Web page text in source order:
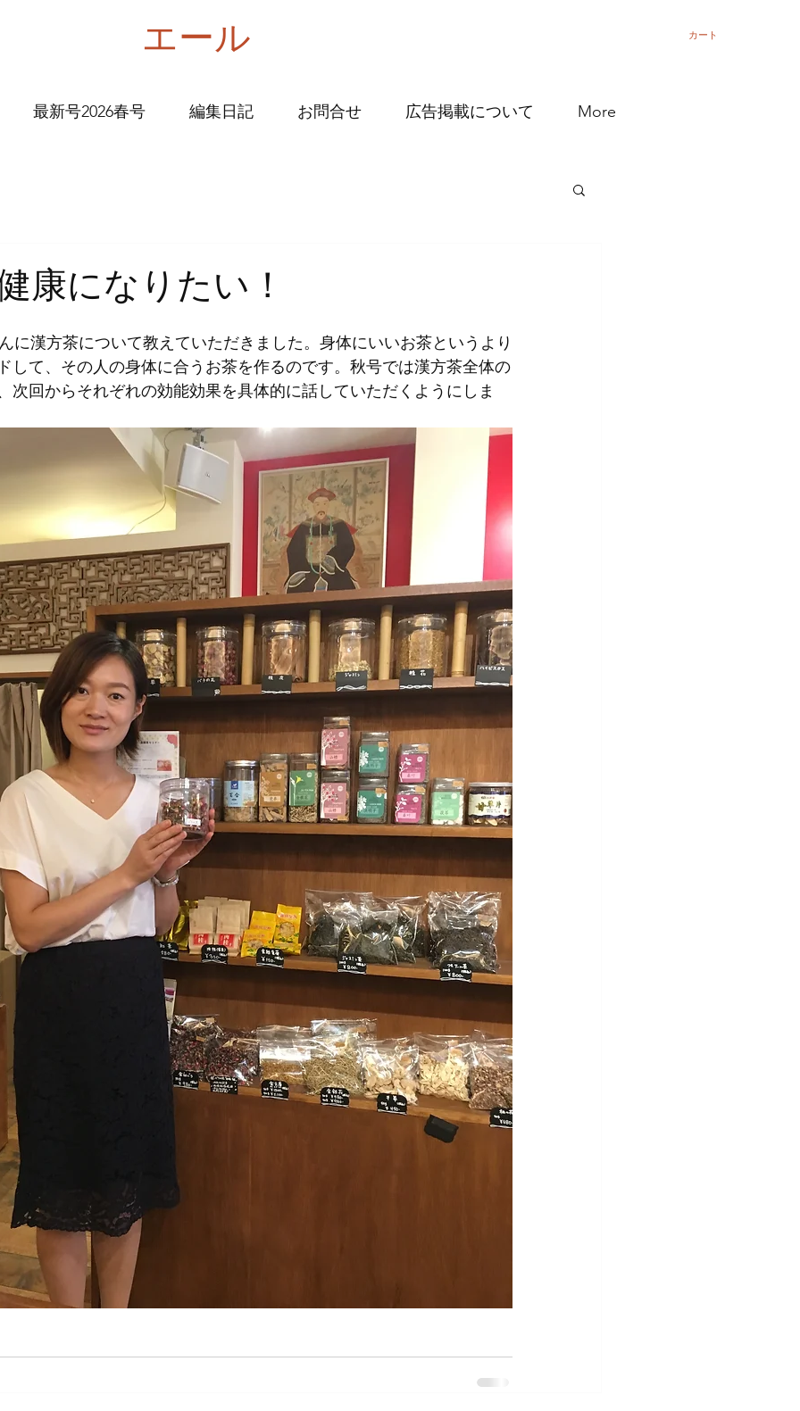
エール カート
最新号2026春号 編集日記 お問合せ 広告掲載について More
康になりたい！
に漢方茶について教えていただきました。身体にいいお茶というより
して、その人の身体に合うお茶を作るのです。秋号では漢方茶全体の
次回からそれぞれの効能効果を具体的に話していただくようにしま